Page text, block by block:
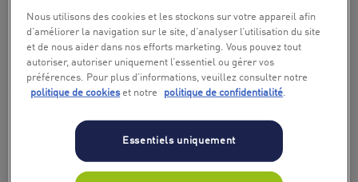
allie émotions, plaisir et originalité, devient facile et
inspirant.
🎄 Qu’offrir à mon meilleur ami à Noël ?
Vol en montgolfière, ULM, hélicoptère :à découvrir à
Bruxelles, Liège ou dans les Ardennes.
Karting, VTT, escalade et sports extrêmes :
pour
l’aventurier dans l’âme.
Nous utilisons des cookies et les stockons sur votre appareil afin
d’améliorer la navigation sur le site, d’analyser l’utilisation du site
et de nous aider dans nos efforts marketing. Vous pouvez tout
autoriser, autoriser uniquement l’essentiel ou gérer vos
préférences. Pour plus d’informations, veuillez consulter notre
politique de cookieset notre politique de confidentialité.
Essentiels uniquement